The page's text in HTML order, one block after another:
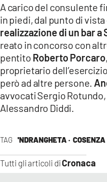
CATANZAROCHANNEL.IT
LACAPITALENEWS.IT
App
ANDROID
APPLE
TAG 'NDRANGHETA · COSENZA
Tutti gli articoli diCronaca
A carico del consulente
in piedi, dal punto di
realizzazione di un bar
reato in concorso con
pentito Roberto Porcaro
proprietario
però ad altre persone.
avvocati Sergio
Alessandro Diddi.